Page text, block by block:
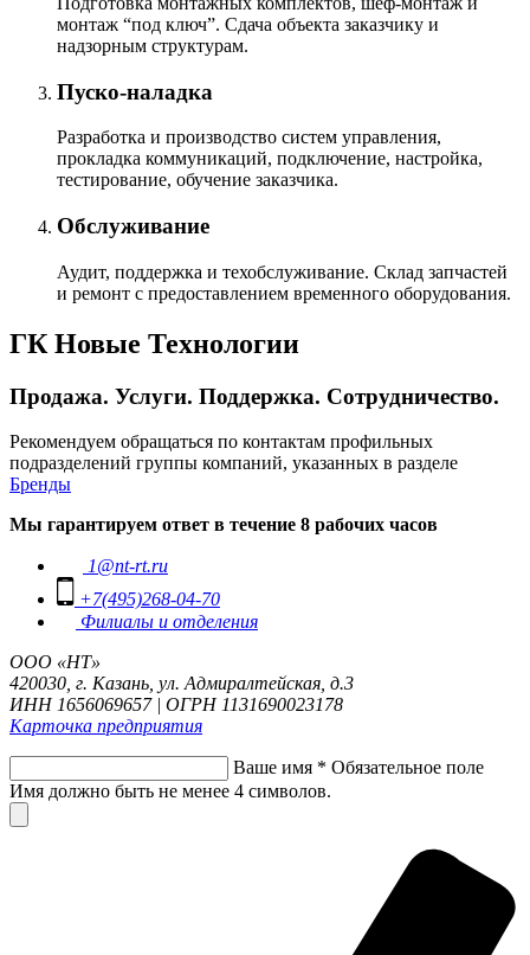
монтаж “под ключ”. Сдача объекта заказчику и
надзорным структурам.
Пуско-наладка
Разработка и производство систем управления,
прокладка коммуникаций, подключение, настройка,
тестирование, обучение заказчика.
Обслуживание
Аудит, поддержка и техобслуживание. Склад запчастей
и ремонт с предоставлением временного оборудования.
ГК Новые Технологии
Продажа. Услуги. Поддержка. Сотрудничество.
Рекомендуем обращаться по контактам профильных
подразделений группы компаний, указанных в разделе
Бренды
Мы гарантируем ответ в течение 8 рабочих часов
1@nt-rt.ru
+7(495)268-04-70
Филиалы и отделения
ООО «НТ»
420030, г. Казань, ул. Адмиралтейская, д.3
ИНН 1656069657 | ОГРН 1131690023178
Карточка предприятия
Ваше имя * Обязательное поле
Имя должно быть не менее 4 символов.